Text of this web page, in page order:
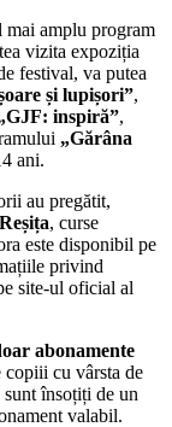
mai amplu program
vizita expoziția
festival, va putea
și lupișori”,
inspiră”,
„Gărâna
ani.
au pregătit,
, curse
este disponibil pe
privind
site-ul oficial al
abonamente
copiii cu vârsta de
sunt însoțiți de un
valabil.